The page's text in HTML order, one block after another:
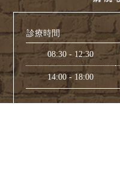
診療時間
08:30 - 12:30
14:00 - 18:00